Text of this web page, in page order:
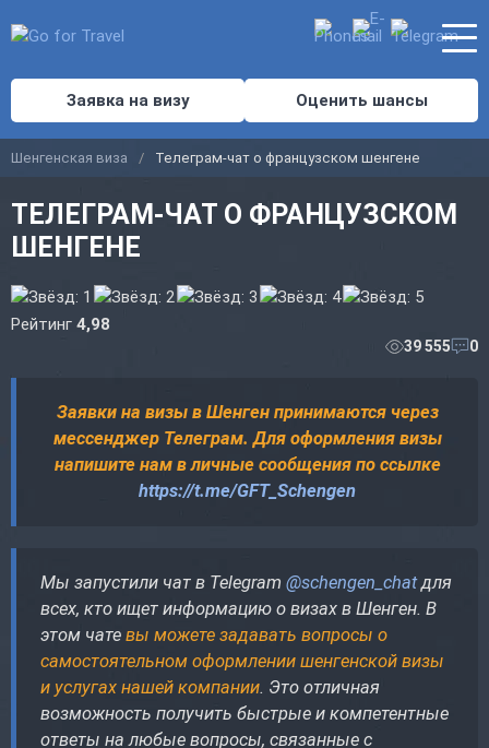
Заявка на визу Оценить шансы
Шенгенская виза Телеграм-чат о французском шенгене
ТЕЛЕГРАМ-ЧАТ О ФРАНЦУЗСКОМ
ШЕНГЕНЕ
Рейтинг 4,98
39 555 0
Заявки на визы в Шенген принимаются через
мессенджер Телеграм. Для оформления визы
напишите нам в личные сообщения по ссылке
https://t.me/GFT_Schengen
Мы запустили чат в Telegram @schengen_chatдля
всех, кто ищет информацию о визах в Шенген. В
этом чате вы можете задавать вопросы о
самостоятельном оформлении шенгенской визы
и услугах нашей компании. Это отличная
возможность получить быстрые и компетентные
ответы на любые вопросы, связанные с